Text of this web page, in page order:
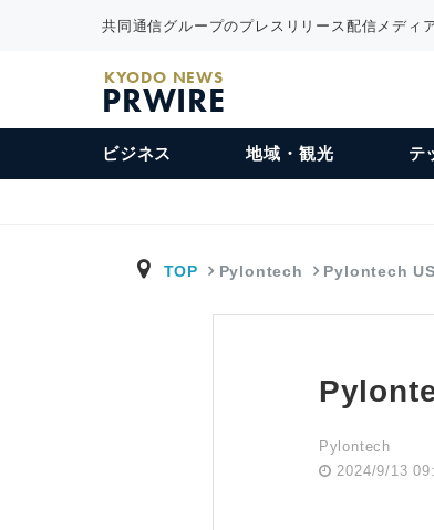
共同通信グループのプレスリリース配信メディ
KYODO NEWS
PRWIRE
ビジネス 地域・観光 テ
TOP Pylontech Pylontech
Pylontech
2024/9/13